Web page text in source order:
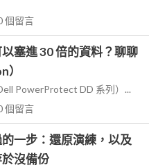
個留言
塞進 30 倍的資料？聊聊
PowerProtect DD 系列）...
個留言
一步：還原演練，以及
沒備份